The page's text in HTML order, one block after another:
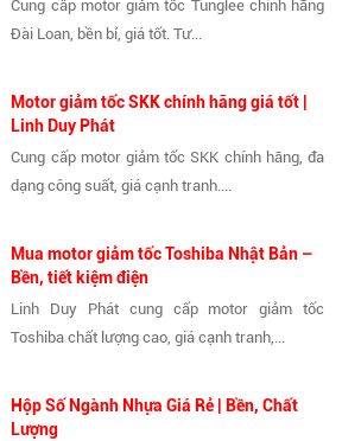
Cung cấp motor giảm tốc Tunglee chính hãng
Đài Loan, bền bỉ, giá tốt. Tư...
Motor giảm tốc SKK chính hãng giá tốt |
Linh Duy Phát
Cung cấp motor giảm tốc SKK chính hãng, đa
dạng công suất, giá cạnh tranh....
Mua motor giảm tốc Toshiba Nhật Bản –
Bền, tiết kiệm điện
Linh Duy Phát cung cấp motor giảm tốc
Toshiba chất lượng cao, giá cạnh tranh,...
Hộp Số Ngành Nhựa Giá Rẻ | Bền, Chất
Lượng